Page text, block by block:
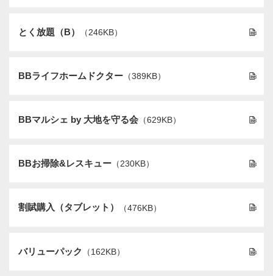
とく放題（B） （246KB）
BBライフホームドクター （389KB）
BBマルシェ by 大地を守る会 （629KB）
BBお掃除&レスキュー （230KB）
割賦購入（タブレット） （476KB）
バリューパック （162KB）